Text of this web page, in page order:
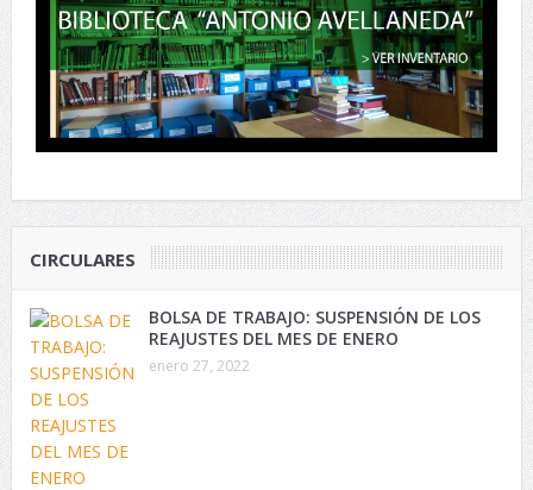
CIRCULARES
BOLSA DE TRABAJO: SUSPENSIÓN DE LOS
REAJUSTES DEL MES DE ENERO
enero 27, 2022